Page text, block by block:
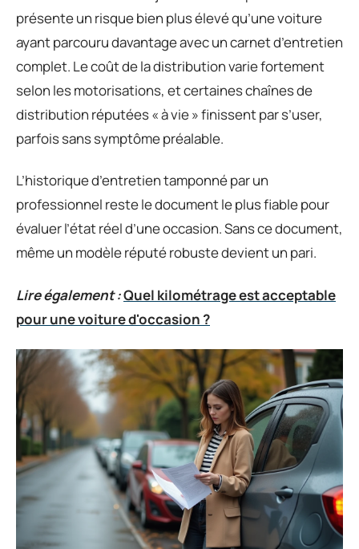
présente un risque bien plus élevé qu’une voiture
ayant parcouru davantage avec un carnet d’entretien
complet. Le coût de la distribution varie fortement
selon les motorisations, et certaines chaînes de
distribution réputées « à vie » finissent par s’user,
parfois sans symptôme préalable.
L’historique d’entretien tamponné par un
professionnel reste le document le plus fiable pour
évaluer l’état réel d’une occasion. Sans ce document,
même un modèle réputé robuste devient un pari.
Lire également :Quel kilométrage est acceptable
pour une voiture d'occasion ?